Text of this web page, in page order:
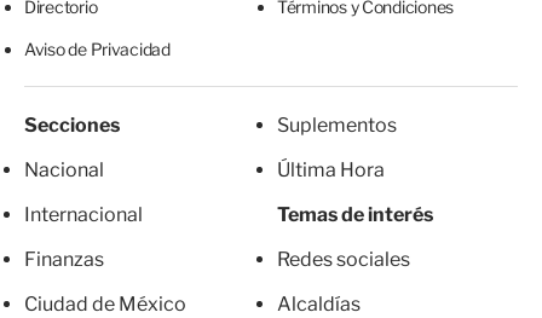
Directorio Términos y Condiciones
Aviso de Privacidad
Secciones
Nacional
Internacional
Finanzas
Ciudad de México
Suplementos
Última Hora
Temas de interés
Redes sociales
Alcaldías